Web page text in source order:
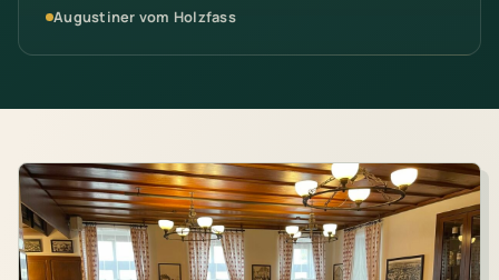
Augustiner vom Holzfass